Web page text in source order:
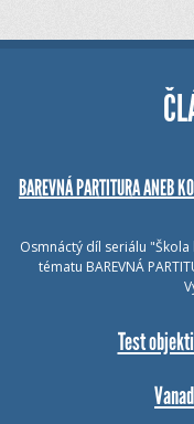
BAREVNÁ PARTITURA ANEB
Osmnáctý díl seriálu
tématu BAREVNÁ
Test